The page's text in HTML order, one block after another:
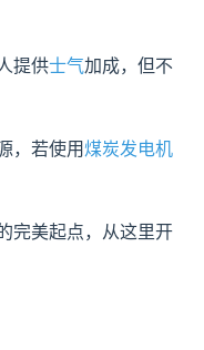
提供士气加成，但不
，若使用煤炭发电机
完美起点，从这里开